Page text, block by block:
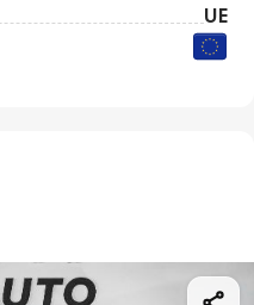
UE